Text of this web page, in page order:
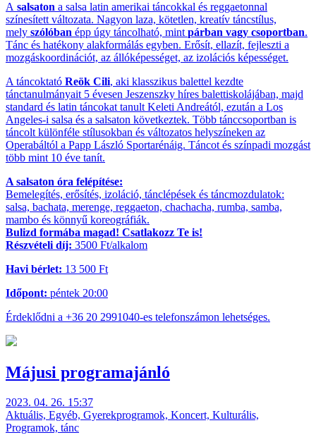
A salsaton a salsa latin amerikai táncokkal és reggaetonnal
színesített változata. Nagyon laza, kötetlen, kreatív táncstílus,
mely szólóban épp úgy táncolható, mintpárban vagy csoportban.
Tánc és hatékony alakformálás egyben. Erősít, ellazít, fejleszti a
mozgáskoordinációt, az állóképességet, az izolációs képességet.
A táncoktató Reök Cili, aki klasszikus balettel kezdte
tánctanulmányait 5 évesen Jeszenszky híres balettiskolájában, majd
standard és latin táncokat tanult Keleti Andreától, ezután a Los
Angeles-i salsa és a salsaton következtek. Több tánccsoportban is
táncolt különféle stílusokban és változatos helyszíneken az
Operabáltól a Papp László Sportarénáig. Táncot és színpadi mozgást
több mint 10 éve tanít.
A salsaton óra felépítése:
Bemelegítés, erősítés, izoláció, tánclépések és táncmozdulatok:
salsa, bachata, merenge, reggaeton, chachacha, rumba, samba,
mambo és könnyű koreográfiák.
Bulizd formába magad! Csatlakozz Te is!
Részvételi díj: 3500 Ft/alkalom
Havi bérlet: 13 500 Ft
Időpont: péntek 20:00
Érdeklődni a +36 20 2991040-es telefonszámon lehetséges.
Májusi programajánló
2023. 04. 26. 15:37
Aktuális, Egyéb, Gyerekprogramok, Koncert, Kulturális,
Programok, tánc